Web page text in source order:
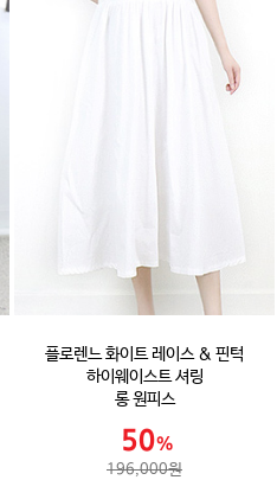
플로렌느 화이트 레이스 & 핀턱
하이웨이스트 셔링
롱 원피스
196,000원